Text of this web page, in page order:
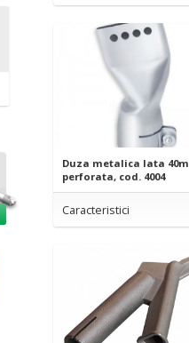
Duza metalica lata
perforata, cod. 4004
Caracteristici